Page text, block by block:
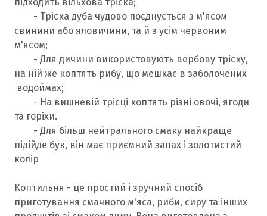
- Тріска дуба чудово поєднується з м'ясом
свинини або яловичини, та й з усім червоним
м'ясом;
- Для дичини використовують вербову тріску,
на ній же коптять рибу, що мешкає в заболочених
водоймах;
- На вишневій трісці коптять різні овочі, ягоди
та горіхи.
- Для більш нейтрального смаку найкраще
підійде бук, він має приємний запах і золотистий
колір
Коптильня - це простий і зручний спосіб
приготування смачного м'яса, риби, сиру та інших